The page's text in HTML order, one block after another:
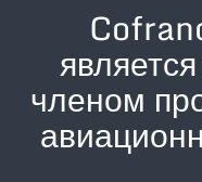
членом